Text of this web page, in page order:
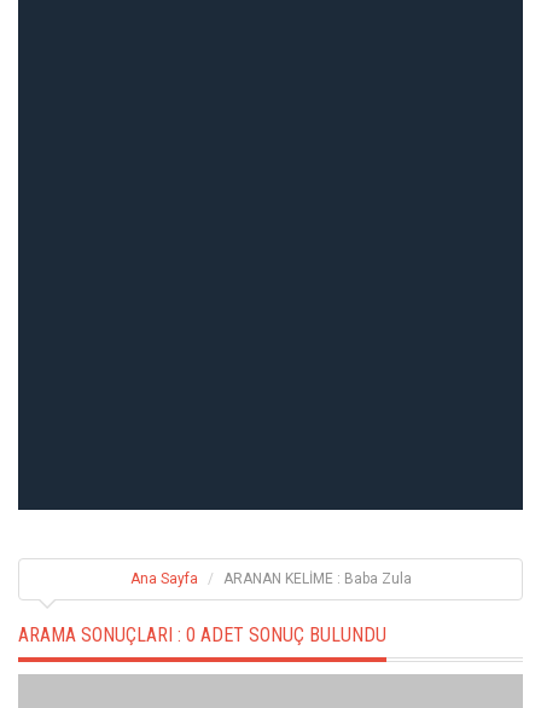
Ana Sayfa ARANAN KELİME : Baba Zula
ARAMA SONUÇLARI : 0 ADET SONUÇ BULUNDU